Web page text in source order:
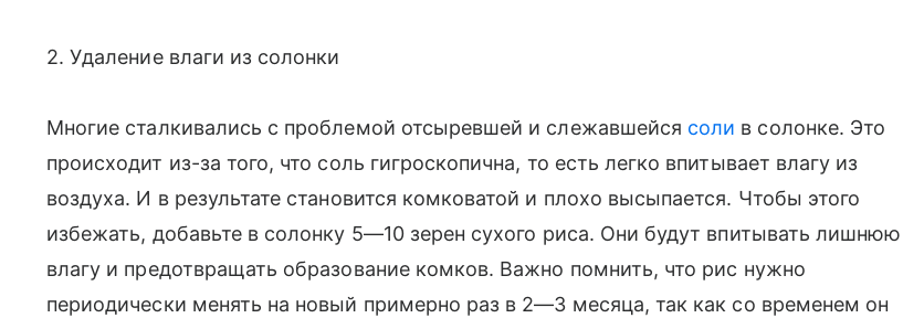
2. Удаление влаги из солонки
Многие сталкивались с проблемой отсыревшей и слежавшейся соли в солонке. Это
происходит из-за того, что соль гигроскопична, то есть легко впитывает влагу из
воздуха. И в результате становится комковатой и плохо высыпается. Чтобы этого
избежать, добавьте в солонку 5—10 зерен сухого риса. Они будут впитывать лишнюю
влагу и предотвращать образование комков. Важно помнить, что рис нужно
периодически менять на новый примерно раз в 2—3 месяца, так как со временем он